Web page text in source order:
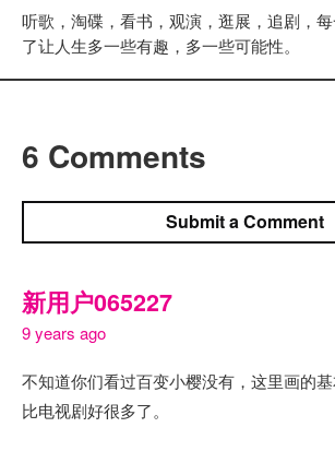
听歌，淘碟，看书，观演，逛展，追剧，
了让人生多一些有趣，多一些可能性。
6 Comments
Submit a Comment
新用户065227
9 years ago
不知道你们看过百变小樱没有，这里画的
比电视剧好很多了。